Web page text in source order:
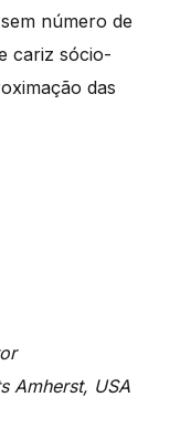
número de
cariz sócio-
das
Amherst, USA